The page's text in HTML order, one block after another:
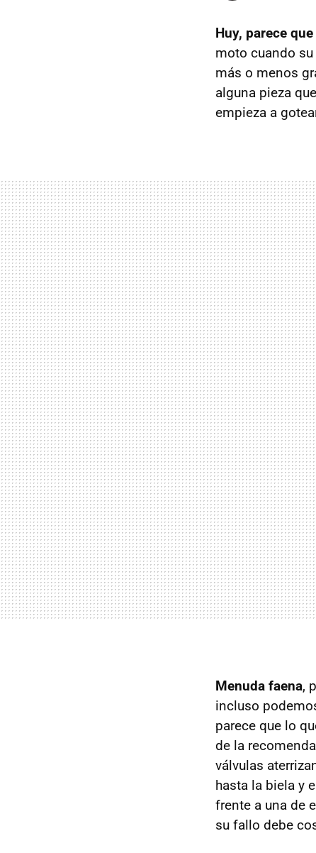
Huy, parece
moto cuando
más o menos
alguna pieza
empieza a
Menuda faena,
incluso
parece que lo
de la
válvulas
hasta la biela y
frente a una de
su fallo debe